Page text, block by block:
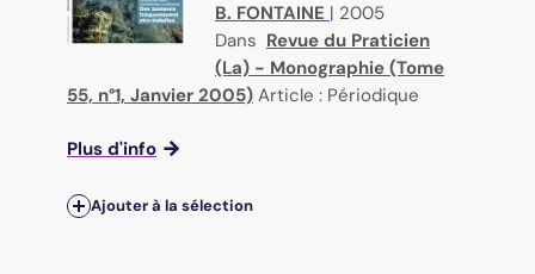
B. FONTAINE | 2005
Dans Revue du Praticien
(La) - Monographie (Tome
55, n°1, Janvier 2005) Article : Périodique
Plus d'info
Ajouter à la sélection